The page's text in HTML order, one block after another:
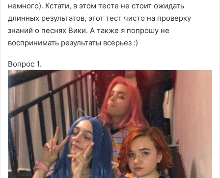
немного). Кстати, в этом тесте не стоит ожидать
длинных результатов, этот тест чисто на проверку
знаний о песнях Вики. А также я попрошу не
воспринимать результаты всерьез :)
Вопрос 1.